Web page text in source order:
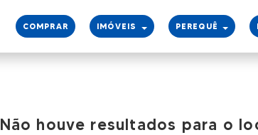
COMPRAR IMÓVEIS PEREQUÊ
Não houve resultados para o